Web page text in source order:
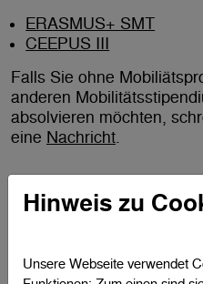
ERASMUS+ SMT
CEEPUS III
Falls Sie ohne
anderen
absolvieren möchten,
eine Nachricht.
Hinweis zu
Unsere Webseite verwendet